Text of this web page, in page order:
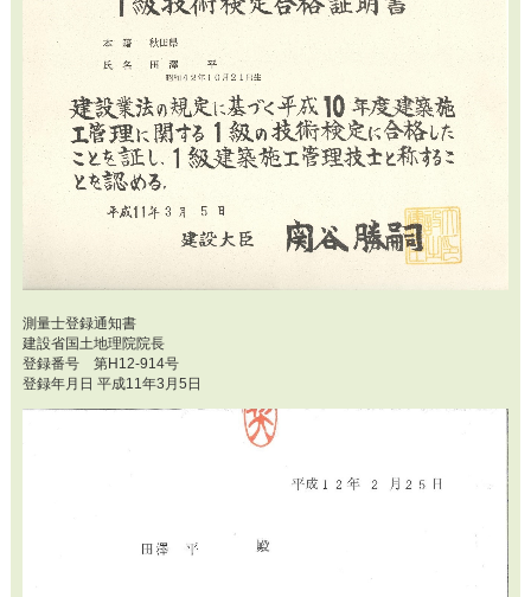
測量士登録通知書
建設省国土地理院院長
登録番号 第H12-914号
登録年月日 平成11年3月5日